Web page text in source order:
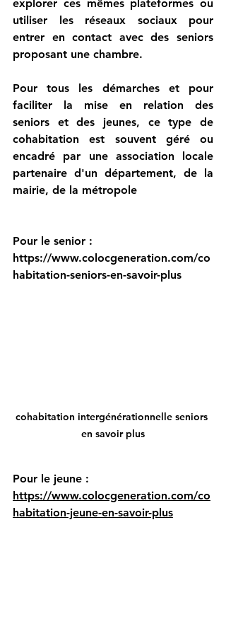
explorer ces mêmes plateformes ou
utiliser les réseaux sociaux pour
entrer en contact avec des seniors
proposant une chambre.
Pour tous les démarches et pour
faciliter la mise en relation des
seniors et des jeunes, ce type de
cohabitation est souvent géré ou
encadré par une association locale
partenaire d'un département, de la
mairie, de la métropole
Pour le senior :
https://www.colocgeneration.com/co
habitation-seniors-en-savoir-plus
cohabitation intergénérationnelle seniors
en savoir plus
Pour le jeune :
https://www.colocgeneration.com/co
habitation-jeune-en-savoir-plus